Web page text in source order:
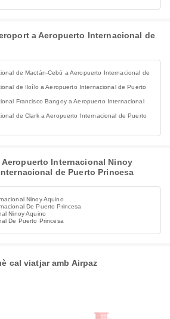
a Aeropuerto Internacional de
de Mactán-Cebú a Aeropuerto Internacional de
de Iloílo a Aeropuerto Internacional de Puerto
Francisco Bangoy a Aeropuerto Internacional
de Clark a Aeropuerto Internacional de Puerto
Internacional Ninoy
de Puerto Princesa
Ninoy Aquino
De Puerto Princesa
Ninoy Aquino
De Puerto Princesa
cal viatjar amb Airpaz